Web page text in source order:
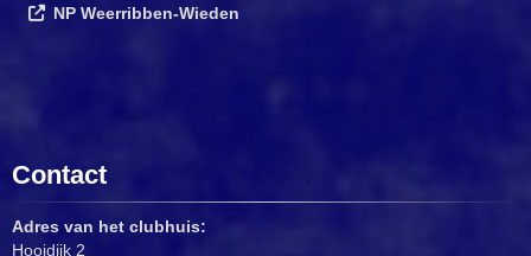
NP Weerribben-Wieden
Contact
Adres van het clubhuis:
Hooidijk 2